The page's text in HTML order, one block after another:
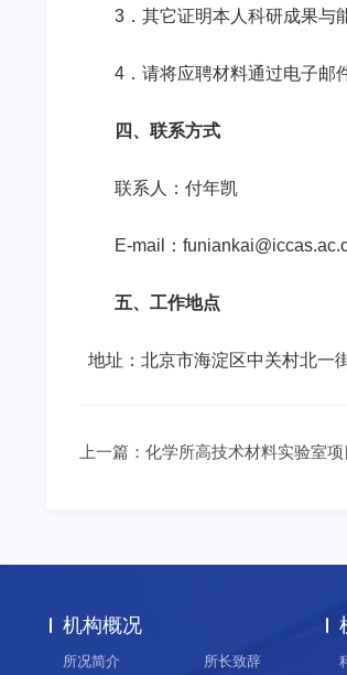
3 ．其它证明本人科研成果与
4 ．请将应聘材料通过电子邮
四、联系方式
联系人：付年凯
E-mail ：
五、工作地点
地址：北京市海淀区中关村北一
上一篇： 化学所高技术材料实验室
机构概况
所况简介 所长致辞